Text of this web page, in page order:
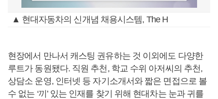
▲ 현대자동차의 신개념 채용시스템, The H
현장에서 만나서 캐스팅 권유하는 것 이외에도 다양한
루트가 동원됐다. 직원 추천, 학교 수위 아저씨의 추천,
상담소 운영, 인터넷 등 자기소개서와 짧은 면접으로 볼
수 없는 ‘끼’ 있는 인재를 찾기 위해 현대차는 눈과 귀를